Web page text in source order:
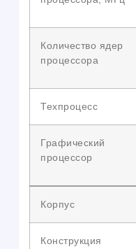
Количество ядер
процессора
Техпроцесс
Графический
процессор
Корпус
Конструкция